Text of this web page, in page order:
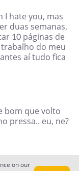
I hate you, mas
duas semanas,
10 páginas de
do meu
aí tudo fica
bom que volto
pressa.. eu, ne?
on our